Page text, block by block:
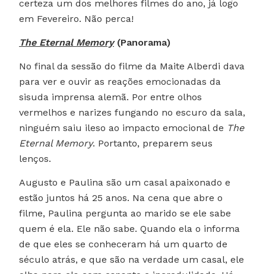
certeza um dos melhores filmes do ano, já logo
em Fevereiro. Não perca!
The Eternal Memory (Panorama)
No final da sessão do filme da Maite Alberdi dava
para ver e ouvir as reações emocionadas da
sisuda imprensa alemã. Por entre olhos
vermelhos e narizes fungando no escuro da sala,
ninguém saiu ileso ao impacto emocional de The
Eternal Memory. Portanto, preparem seus
lenços.
Augusto e Paulina são um casal apaixonado e
estão juntos há 25 anos. Na cena que abre o
filme, Paulina pergunta ao marido se ele sabe
quem é ela. Ele não sabe. Quando ela o informa
de que eles se conheceram há um quarto de
século atrás, e que são na verdade um casal, ele